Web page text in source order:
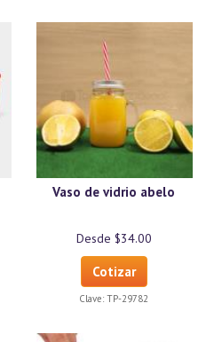
Vaso de vidrio abelo
Desde $34.00
Cotizar
Clave: TP-29782